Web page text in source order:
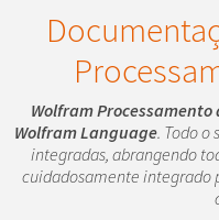
Wolfram Processamento
Wolfram Language. Todo o
integradas, abrangendo
cuidadosamente integrado